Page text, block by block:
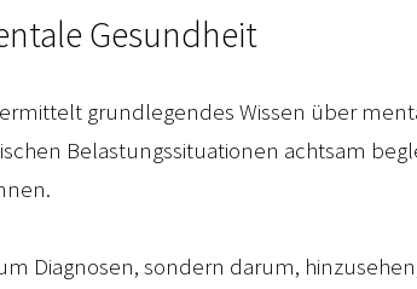
Gesundheit
grundlegendes Wissen über
Belastungssituationen achtsam
Diagnosen, sondern darum,